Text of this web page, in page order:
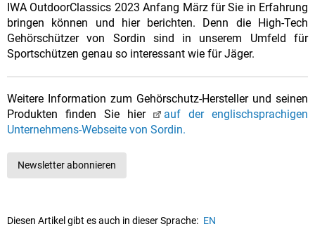
IWA OutdoorClassics 2023 Anfang März für Sie in Erfahrung
bringen können und hier berichten. Denn die High-Tech
Gehörschützer von Sordin sind in unserem Umfeld für
Sportschützen genau so interessant wie für Jäger.
Weitere Information zum Gehörschutz-Hersteller und seinen
Produkten finden Sie hier
auf der englischsprachigen
Unternehmens-Webseite von Sordin.
Newsletter abonnieren
Diesen Artikel gibt es auch in dieser Sprache: EN